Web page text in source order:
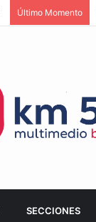
Último Momento
SECCIONES